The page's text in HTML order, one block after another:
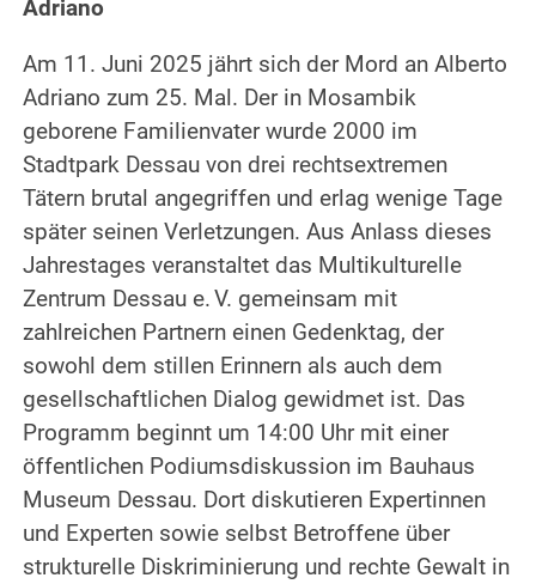
Adriano
Am 11. Juni 2025 jährt sich der Mord an Alberto
Adriano zum 25. Mal. Der in Mosambik
geborene Familienvater wurde 2000 im
Stadtpark Dessau von drei rechtsextremen
Tätern brutal angegriffen und erlag wenige Tage
später seinen Verletzungen. Aus Anlass dieses
Jahrestages veranstaltet das Multikulturelle
Zentrum Dessau e. V. gemeinsam mit
zahlreichen Partnern einen Gedenktag, der
sowohl dem stillen Erinnern als auch dem
gesellschaftlichen Dialog gewidmet ist. Das
Programm beginnt um 14:00 Uhr mit einer
öffentlichen Podiumsdiskussion im Bauhaus
Museum Dessau. Dort diskutieren Expertinnen
und Experten sowie selbst Betroffene über
strukturelle Diskriminierung und rechte Gewalt in